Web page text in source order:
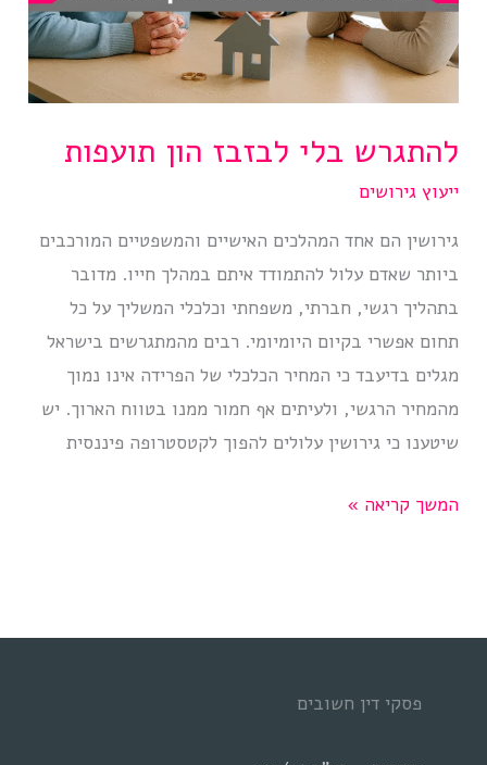
להתגרש בלי לבזבז הון תועפות
ייעוץ גירושים
גירושין הם אחד המהלכים האישיים והמשפטיים המורכבים
ביותר שאדם עלול להתמודד איתם במהלך חייו. מדובר
בתהליך רגשי, חברתי, משפחתי וכלכלי המשליך על כל
תחום אפשרי בקיום היומיומי. רבים מהמתגרשים בישראל
מגלים בדיעבד כי המחיר הכלכלי של הפרידה אינו נמוך
מהמחיר הרגשי, ולעיתים אף חמור ממנו בטווח הארוך. יש
שיטענו כי גירושין עלולים להפוך לקטסטרופה פיננסית
להתגרש
תועפות
המשך קריאה »
פסקי דין חשובים